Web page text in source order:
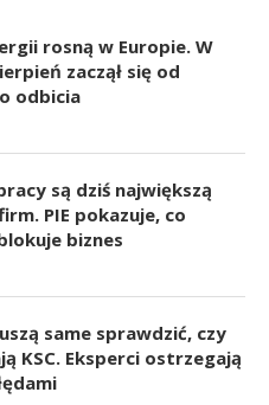
rosną w Europie. W
zaczął się od
odbicia
są dziś największą
PIE pokazuje, co
biznes
same sprawdzić, czy
KSC. Eksperci ostrzegają